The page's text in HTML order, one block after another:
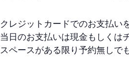
クレジットカードでのお支払い
当日のお支払いは現金もしくは
スペースがある限り予約無しで